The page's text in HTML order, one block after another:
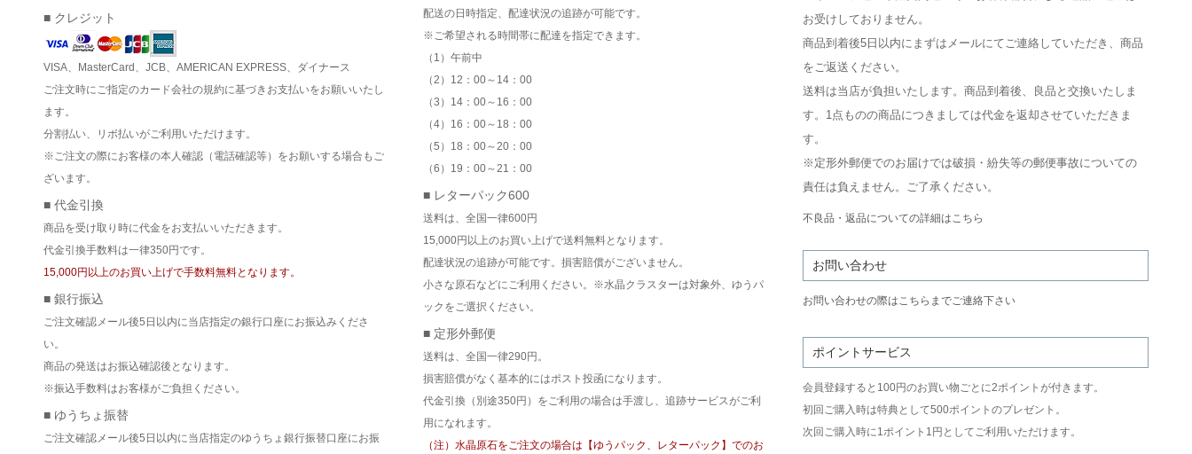
■ クレジット
VISA、MasterCard、JCB、AMERICAN EXPRESS、ダイナース
ご注文時にご指定のカード会社の規約に基づきお支払いをお願いいたし
ます。
分割払い、リボ払いがご利用いただけます。
※ご注文の際にお客様の本人確認（電話確認等）をお願いする場合もご
ざいます。
■ 代金引換
商品を受け取り時に代金をお支払いいただきます。
代金引換手数料は一律350円です。
15,000円以上のお買い上げで手数料無料となります。
■ 銀行振込
ご注文確認メール後5日以内に当店指定の銀行口座にお振込みくださ
い。
商品の発送はお振込確認後となります。
※振込手数料はお客様がご負担ください。
■ ゆうちょ振替
ご注文確認メール後5日以内に当店指定のゆうちょ銀行振替口座にお振
配送の日時指定、配達状況の追跡が可能です。
※ご希望される時間帯に配達を指定できます。
（1）午前中
（2）12：00～14：00
（3）14：00～16：00
（4）16：00～18：00
（5）18：00～20：00
（6）19：00～21：00
■ レターパック600
送料は、全国一律600円
15,000円以上のお買い上げで送料無料となります。
配達状況の追跡が可能です。損害賠償がございません。
小さな原石などにご利用ください。※水晶クラスターは対象外、ゆうパ
ックをご選択ください。
■ 定形外郵便
送料は、全国一律290円。
損害賠償がなく基本的にはポスト投函になります。
代金引換（別途350円）をご利用の場合は手渡し、追跡サービスがご利
用になれます。
（注）水晶原石をご注文の場合は【ゆうパック、レターパック】でのお
お受けしておりません。
商品到着後5日以内にまずはメールにてご連絡していただき、商品
をご返送ください。
送料は当店が負担いたします。商品到着後、良品と交換いたしま
す。1点ものの商品につきましては代金を返却させていただきま
す。
※定形外郵便でのお届けでは破損・紛失等の郵便事故についての
責任は負えません。ご了承ください。
不良品・返品についての詳細はこちら
お問い合わせ
お問い合わせの際はこちらまでご連絡下さい
ポイントサービス
会員登録すると100円のお買い物ごとに2ポイントが付きます。
初回ご購入時は特典として500ポイントのプレゼント。
次回ご購入時に1ポイント1円としてご利用いただけます。